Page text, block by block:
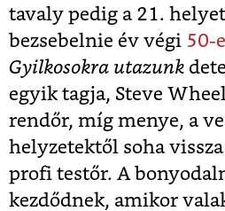
tavaly pedig a 21.
bezsebelnie év végi 50-
Gyilkosokra utazunk
egyik tagja, Steve
rendőr, míg menye, a
helyzetektől soha
profi testőr. A
kezdődnek, amikor